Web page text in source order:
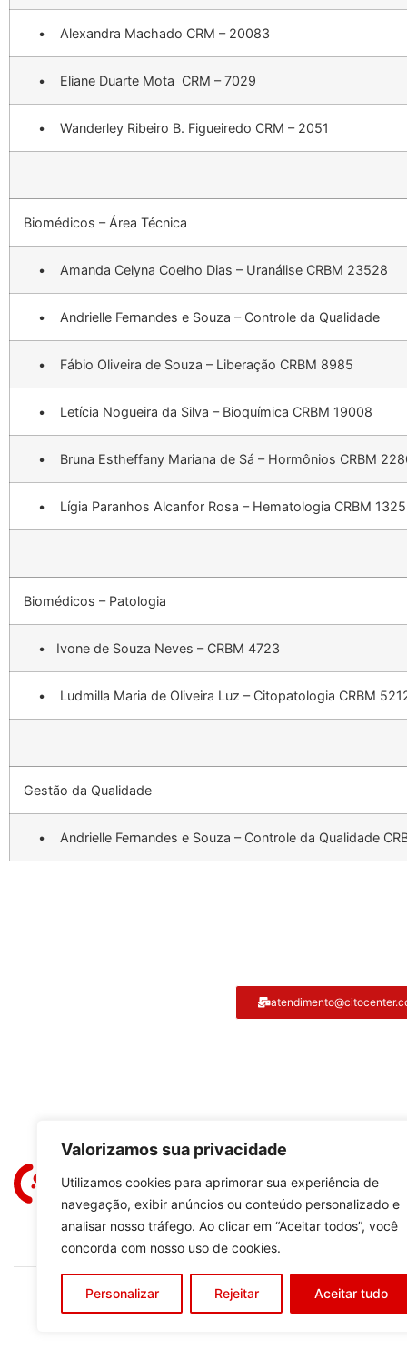
Valorizamos sua privacidade
Utilizamos cookies para aprimorar sua experiência de
navegação, exibir anúncios ou conteúdo personalizado e
analisar nosso tráfego. Ao clicar em “Aceitar todos”, você
concorda com nosso uso de cookies.
Personalizar Rejeitar Aceitar tudo
• Alexandra Machado CRM – 20083
• Eliane Duarte Mota CRM – 7029
• Wanderley Ribeiro B. Figueiredo CRM – 2051
Biomédicos – Área Técnica
• Amanda Celyna Coelho Dias – Uranálise CRBM 23528
• Andrielle Fernandes e Souza – Controle da Qualidade
• Fábio Oliveira de Souza – Liberação CRBM 8985
• Letícia Nogueira da Silva – Bioquímica CRBM 19008
• Bruna Estheffany Mariana de Sá – Hormônios CRBM
• Lígia Paranhos Alcanfor Rosa – Hematologia CRBM
Biomédicos – Patologia
• Ivone de Souza Neves – CRBM 4723
• Ludmilla Maria de Oliveira Luz – Citopatologia CRBM
Gestão da Qualidade
• Andrielle Fernandes e Souza – Controle da Qualidade
Copyright © 2023